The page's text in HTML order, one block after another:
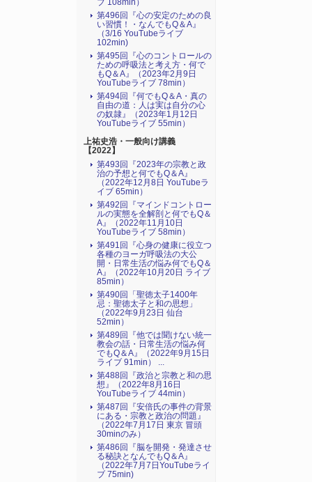
ブ 108min）
第496回『心の安定のための良
い習慣！・なんでもQ＆A』
（3/16 YouTubeライブ
102min)
第495回『心のコントロールの
ための呼吸法と考え方・何で
もQ＆A』（2023年2月9日
YouTubeライブ 78min）
第494回『何でもQ＆A・真の
自由の道：人は実は自分の心
の奴隷』（2023年1月12日
YouTubeライブ 55min）
上祐史浩・一般向け講義
【2022】
第493回『2023年の宗教と政
治の予想と何でもQ＆A』
（2022年12月8日 YouTubeラ
イブ 65min）
第492回『マインドコントロー
ルの実態を全解剖と何でもQ＆
A』（2022年11月10日
YouTubeライブ 58min）
第491回『心身の健康に役立つ
各種のヨーガ呼吸法の大公
開・日常生活の悩み何でもQ＆
A』（2022年10月20日 ライブ
85min）
第490回「聖徳太子1400年
忌：聖徳太子と和の思想」
（2022年9月23日 仙台
52min）
第489回『他では聞けない統一
教会の話・日常生活の悩み何
でもQ＆A』（2022年9月15日
ライブ 91min） ...
第488回『政治と宗教と和の思
想』（2022年8月16日
YouTubeライブ 44min）
第487回『安倍氏の事件の背景
にある・宗教と政治の問題』
（2022年7月17日 東京 冒頭
30minのみ）
第486回『脳を開発・発達させ
る秘訣となんでもQ＆A』
（2022年7月7日YouTubeライ
ブ 75min)